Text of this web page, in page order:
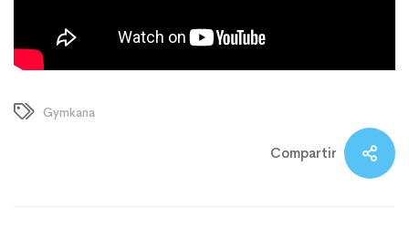
Gymkana
Compartir